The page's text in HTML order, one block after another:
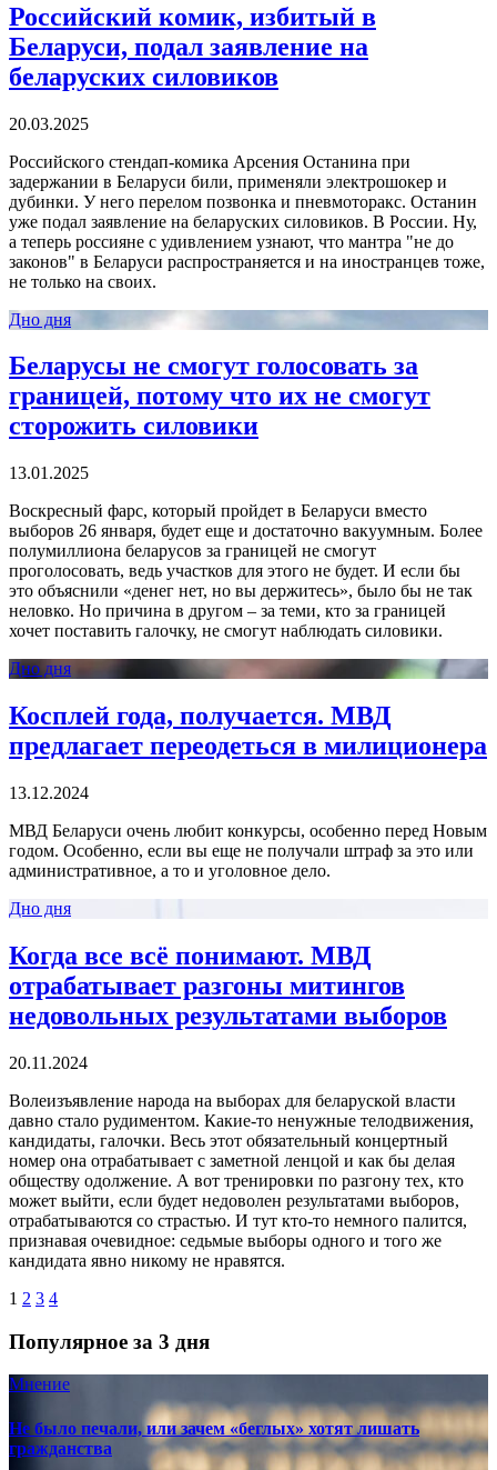
Российский комик, избитый в
Беларуси, подал заявление на
беларуских силовиков
20.03.2025
Российского стендап-комика Арсения Останина при
задержании в Беларуси били, применяли электрошокер и
дубинки. У него перелом позвонка и пневмоторакс. Останин
уже подал заявление на беларуских силовиков. В России. Ну,
а теперь россияне с удивлением узнают, что мантра "не до
законов" в Беларуси распространяется и на иностранцев тоже,
не только на своих.
Дно дня
Беларусы не смогут голосовать за
границей, потому что их не смогут
сторожить силовики
13.01.2025
Воскресный фарс, который пройдет в Беларуси вместо
выборов 26 января, будет еще и достаточно вакуумным. Более
полумиллиона беларусов за границей не смогут
проголосовать, ведь участков для этого не будет. И если бы
это объяснили «денег нет, но вы держитесь», было бы не так
неловко. Но причина в другом – за теми, кто за границей
хочет поставить галочку, не смогут наблюдать силовики.
Дно дня
Косплей года, получается. МВД
предлагает переодеться в милиционера
13.12.2024
МВД Беларуси очень любит конкурсы, особенно перед Новым
годом. Особенно, если вы еще не получали штраф за это или
административное, а то и уголовное дело.
Дно дня
Когда все всё понимают. МВД
отрабатывает разгоны митингов
недовольных результатами выборов
20.11.2024
Волеизъявление народа на выборах для беларуской власти
давно стало рудиментом. Какие-то ненужные телодвижения,
кандидаты, галочки. Весь этот обязательный концертный
номер она отрабатывает с заметной ленцой и как бы делая
обществу одолжение. А вот тренировки по разгону тех, кто
может выйти, если будет недоволен результатами выборов,
отрабатываются со страстью. И тут кто-то немного палится,
признавая очевидное: седьмые выборы одного и того же
кандидата явно никому не нравятся.
1 2 3 4
Популярное за 3 дня
Мнение
Не было печали, или зачем «беглых» хотят лишать
гражданства